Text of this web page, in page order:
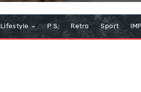
Lifestyle P.S. Retro Sport